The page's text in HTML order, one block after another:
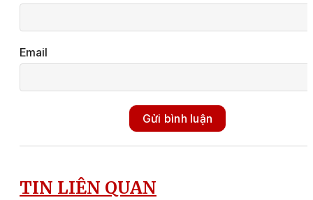
Email
Gửi bình luận
TIN LIÊN QUAN